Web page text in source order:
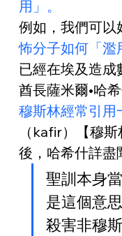
用」。
例如，我們可以
怖分子如何「濫
已經在埃及造成
酋長薩米爾•哈
穆斯林經常引用
（kafir）【穆
後，哈希什詳盡
聖訓本身
是這個意
殺害非穆